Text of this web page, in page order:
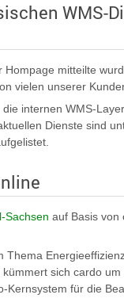
WMS-
mitteilte
vielen unserer
internen WMS-
Dienste sind
Sachsen auf Basis von
sich cardo
Kernsystem für die